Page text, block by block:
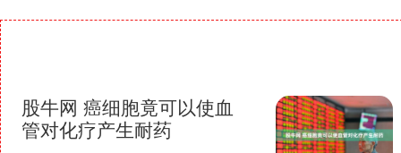
股牛网 癌细胞竟可以使血
管对化疗产生耐药